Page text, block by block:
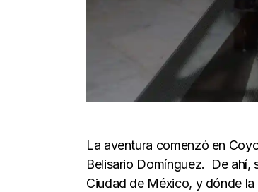
La aventura comenzó en
Belisario Domínguez. De ahí,
Ciudad de México, y dónde